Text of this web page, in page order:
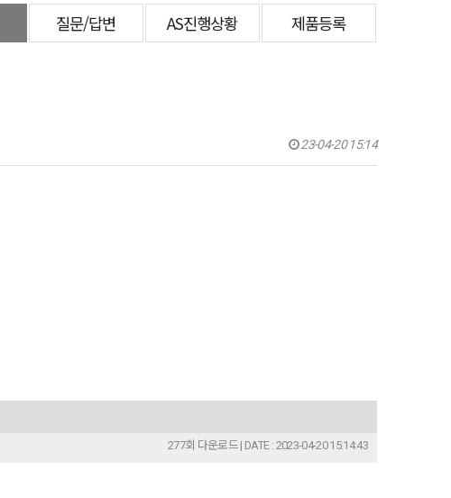
질문/답변 AS진행상황 제품등록
23-04-20 15:14
277회 다운로드 | DATE : 2023-04-20 15:14:43